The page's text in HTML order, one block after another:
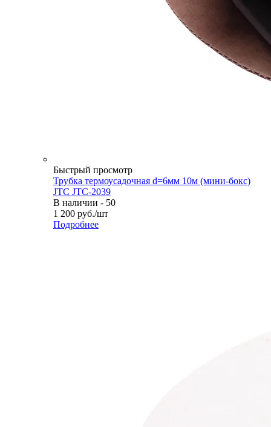
Быстрый просмотр
Трубка термоусадочная d=6мм 10м (мини-бокс)
JTC JTC-2039
В наличии - 50
1 200 руб./шт
Подробнее